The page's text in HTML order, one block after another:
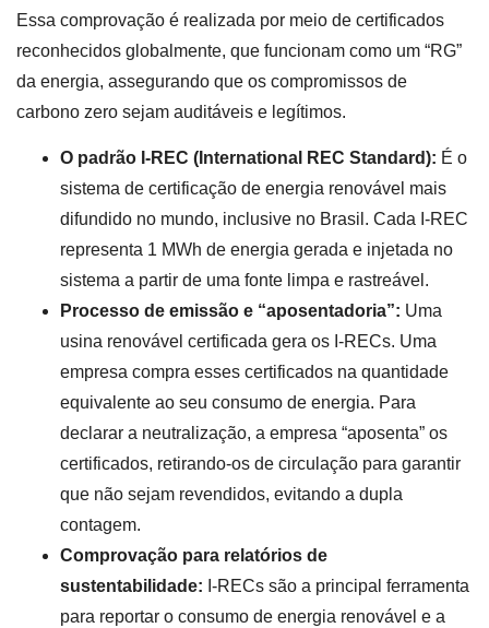
Essa comprovação é realizada por meio de certificados
reconhecidos globalmente, que funcionam como um “RG”
da energia, assegurando que os compromissos de
carbono zero sejam auditáveis e legítimos.
O padrão I-REC (International REC Standard): É o
sistema de certificação de energia renovável mais
difundido no mundo, inclusive no Brasil. Cada I-REC
representa 1 MWh de energia gerada e injetada no
sistema a partir de uma fonte limpa e rastreável.
Processo de emissão e “aposentadoria”: Uma
usina renovável certificada gera os I-RECs. Uma
empresa compra esses certificados na quantidade
equivalente ao seu consumo de energia. Para
declarar a neutralização, a empresa “aposenta” os
certificados, retirando-os de circulação para garantir
que não sejam revendidos, evitando a dupla
contagem.
Comprovação para relatórios de
sustentabilidade: I-RECs são a principal ferramenta
para reportar o consumo de energia renovável e a